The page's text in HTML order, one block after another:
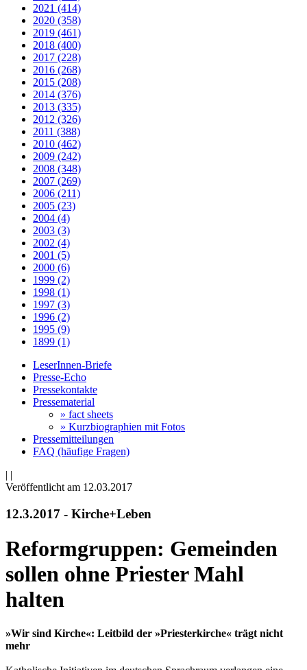
2021 (414)
2020 (358)
2019 (461)
2018 (400)
2017 (228)
2016 (268)
2015 (208)
2014 (376)
2013 (335)
2012 (326)
2011 (388)
2010 (462)
2009 (242)
2008 (348)
2007 (269)
2006 (211)
2005 (23)
2004 (4)
2003 (3)
2002 (4)
2001 (5)
2000 (6)
1999 (2)
1998 (1)
1997 (3)
1996 (2)
1995 (9)
1899 (1)
LeserInnen-Briefe
Presse-Echo
Pressekontakte
Pressematerial
» fact sheets
» Kurzbiographien mit Fotos
Pressemitteilungen
FAQ (häufige Fragen)
| |
Veröffentlicht am 12­.03.2017
12.3.2017 - Kirche+Leben
Reformgruppen: Gemeinden
sollen ohne Priester Mahl
halten
»Wir sind Kirche«: Leitbild der »Priesterkirche« trägt nicht
mehr